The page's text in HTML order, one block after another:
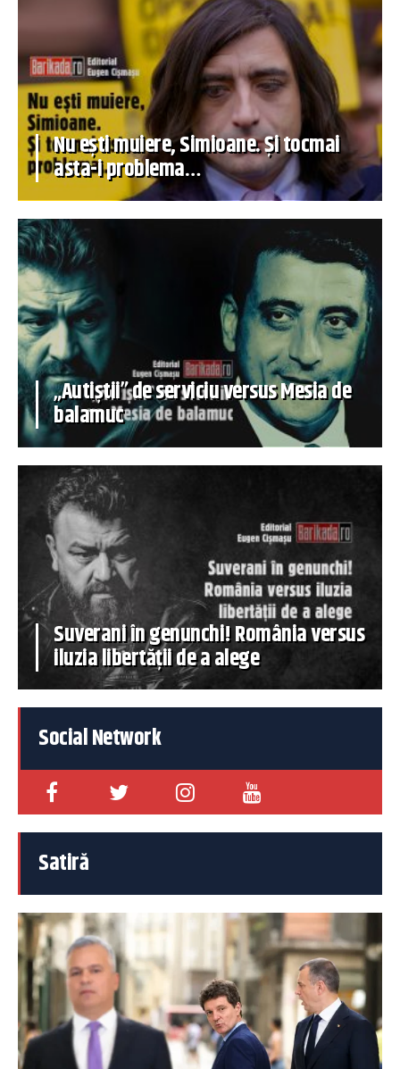
Nu ești muiere, Simioane. Și tocmai
asta-i problema…
„Autiștii” de serviciu versus Mesia de
balamuc
Suverani în genunchi! România versus
iluzia libertății de a alege
Social Network
Satiră